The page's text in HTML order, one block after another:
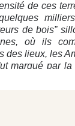
de ces
de bois”
où ils
des lieux, les
marqué par